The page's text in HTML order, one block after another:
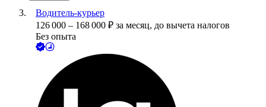
Водитель-курьер
126 000 – 168 000 ₽ за месяц, до вычета налогов
Без опыта